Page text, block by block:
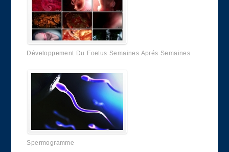
Développement Du Foetus Semaines Aprés Semaines
Spermogramme